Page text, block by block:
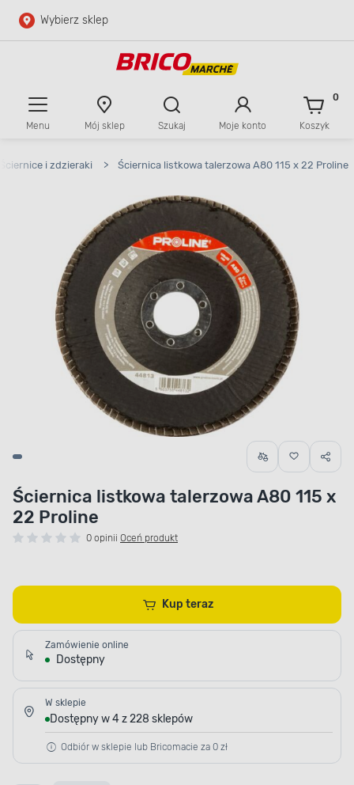
Przejdź do głównej zawartości
Wybierz sklep
Menu Mój sklep Szukaj Moje konto Koszyk
0
Ściernice i zdzieraki > Ściernica listkowa talerzowa A80 115 x 22 Proline
Ściernica listkowa talerzowa A80 115 x
22 Proline
0 opinii Oceń produkt
Kup teraz
Zamówienie online
Dostępny
W sklepie
Dostępny w 4 z 228 sklepów
Odbiór w sklepie lub Bricomacie za 0 zł